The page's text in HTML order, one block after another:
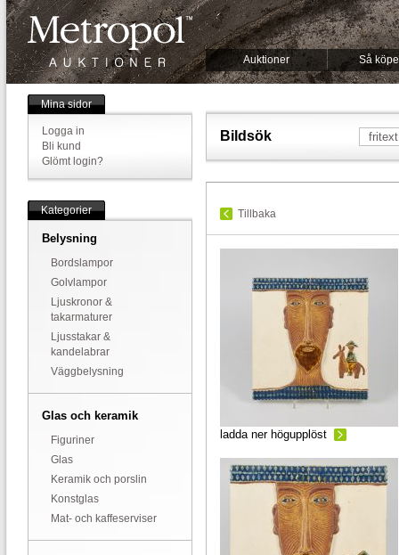
Auktioner Så
Mina sidor
Logga in
Bli kund
Glömt login?
Kategorier
Belysning
Bordslampor
Golvlampor
Ljuskronor &
takarmaturer
Ljusstakar &
kandelabrar
Väggbelysning
Glas och keramik
Figuriner
Glas
Keramik och porslin
Konstglas
Mat- och kaffeserviser
Bildsök
Tillbaka
ladda ner högupplöst